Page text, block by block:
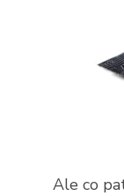
Ale co